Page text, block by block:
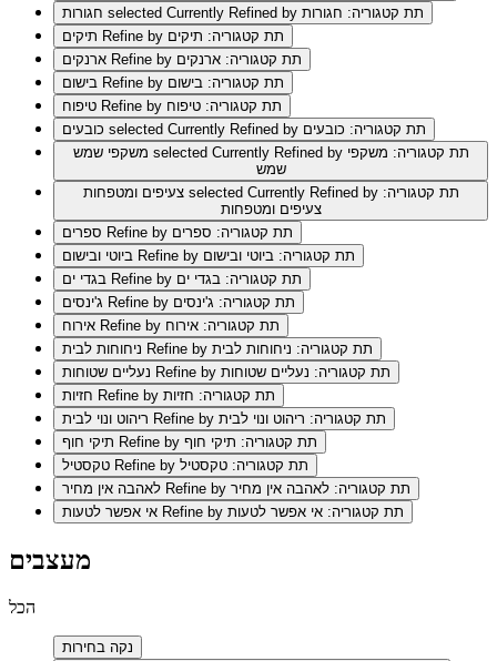
selected Currently Refined by תת קטגוריה: חגורות
Refine by תת קטגוריה: תיקים
Refine by תת קטגוריה: ארנקים
Refine by תת קטגוריה: בישום
Refine by תת קטגוריה: טיפוח
selected Currently Refined by תת קטגוריה: כובעים
selected Currently Refined by תת קטגוריה: משקפי
שמש
צעיפים ומטפחות selected Currently Refined by תת קטגוריה:
צעיפים ומטפחות
Refine by תת קטגוריה: ספרים
Refine by תת קטגוריה: ביוטי ובישום
Refine by תת קטגוריה: בגדי ים
Refine by תת קטגוריה: ג'ינסים
Refine by תת קטגוריה: אירוח
Refine by תת קטגוריה: ניחוחות לבית
Refine by תת קטגוריה: נעליים שטוחות
Refine by תת קטגוריה: חזיות
Refine by תת קטגוריה: ריהוט ונוי לבית
Refine by תת קטגוריה: תיקי חוף
Refine by תת קטגוריה: טקסטיל
Refine by תת קטגוריה: לאהבה אין מחיר
Refine by תת קטגוריה: אי אפשר לטעות
מעצבים
הכל
נקה בחירות